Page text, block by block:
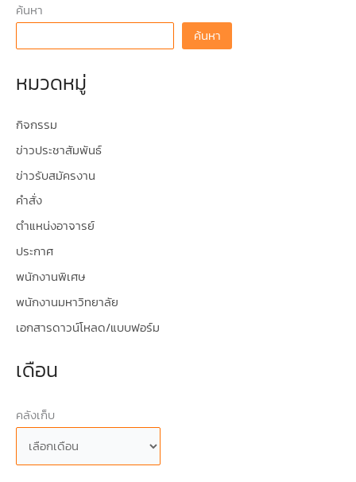
ค้นหา
ค้นหา
หมวดหมู่
กิจกรรม
ข่าวประชาสัมพันธ์
ข่าวรับสมัครงาน
คำสั่ง
ตำแหน่งอาจารย์
ประกาศ
พนักงานพิเศษ
พนักงานมหาวิทยาลัย
เอกสารดาวน์โหลด/แบบฟอร์ม
เดือน
คลังเก็บ